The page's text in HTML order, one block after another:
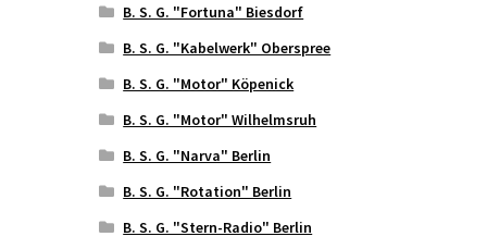
B. S. G. "Fortuna" Biesdorf
B. S. G. "Kabelwerk" Oberspree
B. S. G. "Motor" Köpenick
B. S. G. "Motor" Wilhelmsruh
B. S. G. "Narva" Berlin
B. S. G. "Rotation" Berlin
B. S. G. "Stern-Radio" Berlin